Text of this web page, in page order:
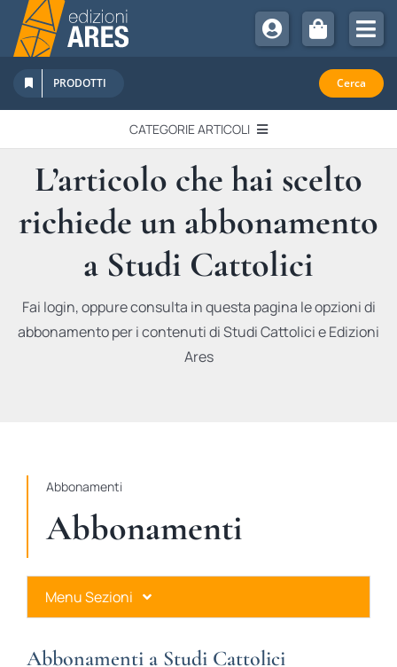
Salta
contenuto
Chi Siamo
Sostienici
Abbonamenti
Promozioni
Newsletter
PRODOTTI Cerca
CATEGORIE ARTICOLI
EDITORIALI
IN QUESTO NUMERO
RECENSIONI
L’articolo che hai scelto
richiede un abbonamento
a Studi Cattolici
Fai login, oppure consulta in questa pagina le opzioni di
abbonamento per i contenuti di Studi Cattolici e Edizioni
Ares
Abbonamenti
Abbonamenti
Menu Sezioni
Abbonamenti a Studi Cattolici